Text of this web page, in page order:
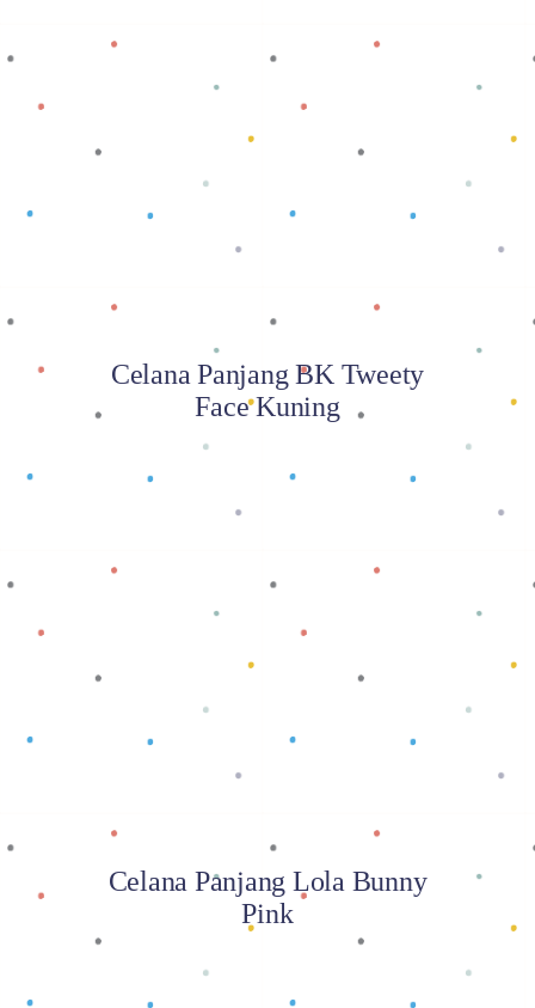
Baca selengkapnya
Celana Panjang BK Tweety
Face Kuning
Baca selengkapnya
Celana Panjang Lola Bunny
Pink